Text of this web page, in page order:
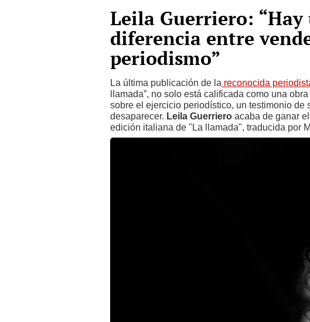
Leila Guerriero:
diferencia entre
periodismo”
La última publicación de la reconocida
llamada”, no solo está calificada como una
sobre el ejercicio periodístico, un testimonio
desaparecer. Leila Guerriero acaba de ganar el
edición italiana de "La llamada", traducida por